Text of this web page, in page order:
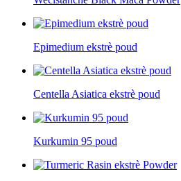
Epimedium ekstrè poud
Centella Asiatica ekstrè poud
Kurkumin 95 poud